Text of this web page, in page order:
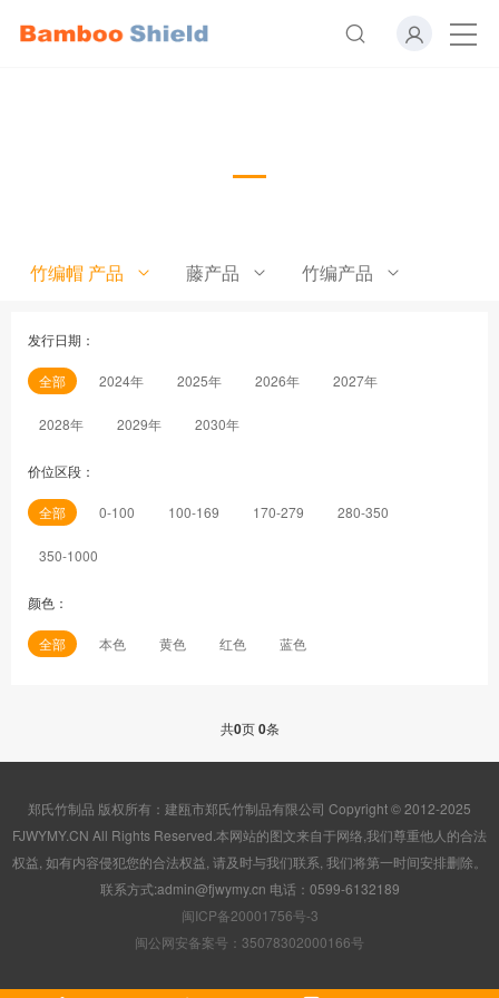
竹编帽 产品 藤产品 竹编产品
发行日期：
全部 2024年 2025年 2026年 2027年
2028年 2029年 2030年
价位区段：
全部 0-100 100-169 170-279 280-350
350-1000
颜色：
全部 本色 黄色 红色 蓝色
共0页0条
郑氏竹制品 版权所有：建瓯市郑氏竹制品有限公司 Copyright © 2012-2025
FJWYMY.CN All Rights Reserved.本网站的图文来自于网络,我们尊重他人的合法
权益, 如有内容侵犯您的合法权益, 请及时与我们联系, 我们将第一时间安排删除。
联系方式:admin@fjwymy.cn 电话：0599-6132189
闽ICP备20001756号-3
闽公网安备案号：35078302000166号